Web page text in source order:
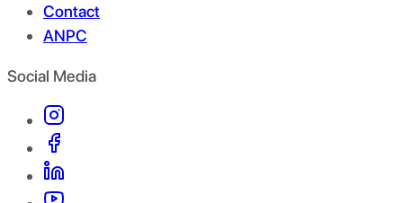
Contact
ANPC
Social Media